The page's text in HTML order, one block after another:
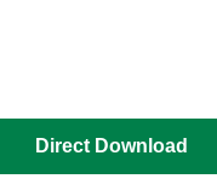
Direct Download